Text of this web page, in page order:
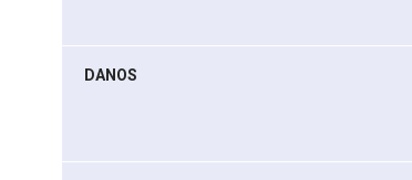
DANOS